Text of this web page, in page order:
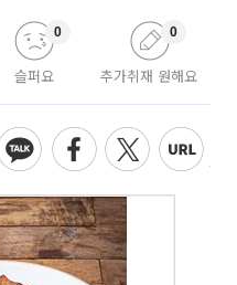
슬퍼요
0
추가취재 원해요
0